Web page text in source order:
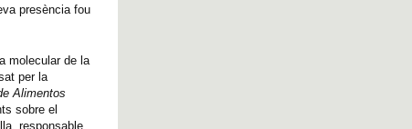
presència fou
molecular de la
per la
Alimentos
sobre el
responsable